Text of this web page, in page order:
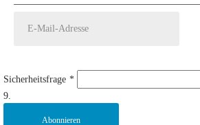
Sicherheitsfrage *
9.
Abonnieren